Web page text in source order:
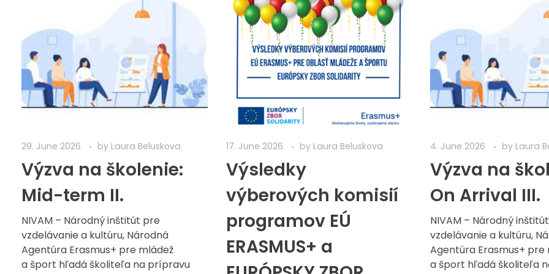
29. June 2026 by Laura Beluskova
Výzva na školenie:
Mid-term II.
NIVAM – Národný inštitút pre
vzdelávanie a kultúru, Národná
Agentúra Erasmus+ pre mládež
a šport hľadá školiteľa na prípravu
17. June 2026 by Laura Beluskova
Výsledky
výberových komisií
programov EÚ
ERASMUS+ a
4. June 2026 by Laura
Výzva na
On Arrival III.
NIVAM – Národný
vzdelávanie a kultúru,
Agentúra Erasmus+ pre
a šport hľadá školiteľa